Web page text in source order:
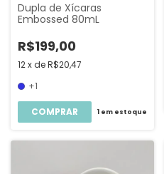
Dupla de Xícaras
Embossed 80mL
R$199,00
12xdeR$20,47
+1
COMPRAR 1em estoque